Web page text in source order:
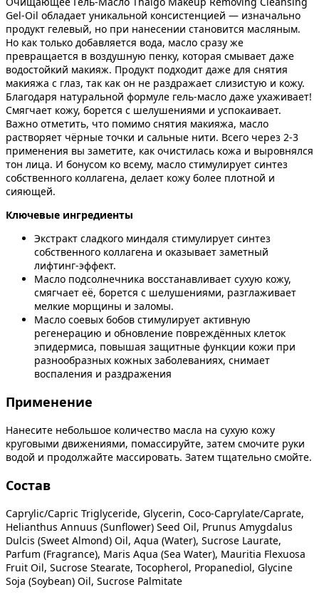
Gel-Oil обладает уникальной консистенцией — изначально
продукт гелевый, но при нанесении становится масляным.
Но как только добавляется вода, масло сразу же
превращается в воздушную пенку, которая смывает даже
водостойкий макияж. Продукт подходит даже для снятия
макияжа с глаз, так как он не раздражает слизистую и кожу.
Благодаря натуральной формуле гель-масло даже ухаживает!
Смягчает кожу, борется с шелушениями и успокаивает.
Важно отметить, что помимо снятия макияжа, масло
растворяет чёрные точки и сальные нити. Всего через 2-3
применения вы заметите, как очистилась кожа и выровнялся
тон лица. И бонусом ко всему, масло стимулирует синтез
собственного коллагена, делает кожу более плотной и
сияющей.
Ключевые ингредиенты
Экстракт сладкого миндаля стимулирует синтез
собственного коллагена и оказывает заметный
лифтинг-эффект.
Масло подсолнечника восстанавливает сухую кожу,
смягчает её, борется с шелушениями, разглаживает
мелкие морщины и заломы.
Масло соевых бобов стимулирует активную
регенерацию и обновление повреждённых клеток
эпидермиса, повышая защитные функции кожи при
разнообразных кожных заболеваниях, снимает
воспаления и раздражения
Применение
Нанесите небольшое количество масла на сухую кожу
круговыми движениями, помассируйте, затем смочите руки
водой и продолжайте массировать. Затем тщательно смойте.
Состав
Caprylic/Capric Triglyceride, Glycerin, Coco-Caprylate/Caprate,
Helianthus Annuus (Sunflower) Seed Oil, Prunus Amygdalus
Dulcis (Sweet Almond) Oil, Aqua (Water), Sucrose Laurate,
Parfum (Fragrance), Maris Aqua (Sea Water), Mauritia Flexuosa
Fruit Oil, Sucrose Stearate, Tocopherol, Propanediol, Glycine
Soja (Soybean) Oil, Sucrose Palmitate